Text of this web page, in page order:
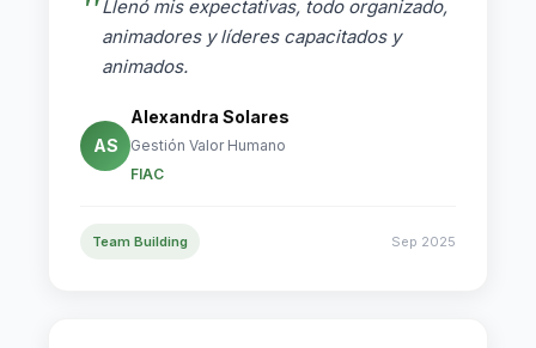
Llenó mis expectativas, todo organizado,
animadores y líderes capacitados y
animados.
AS
Alexandra Solares
Gestión Valor Humano
FIAC
Team Building Sep 2025